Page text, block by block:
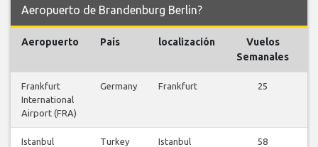
Aeropuerto de Brandenburg Berlin?
Aeropuerto País localización
Vuelos
Semanales
Frankfurt
International
Airport (FRA)
Germany Frankfurt
25
Istanbul
Turkey Istanbul
58